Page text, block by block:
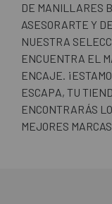
DE MANILLARES
ASESORARTE Y
NUESTRA
ENCUENTRA EL
ENCAJE.
ESCAPA, TU
ENCONTRARÁS
MEJORES